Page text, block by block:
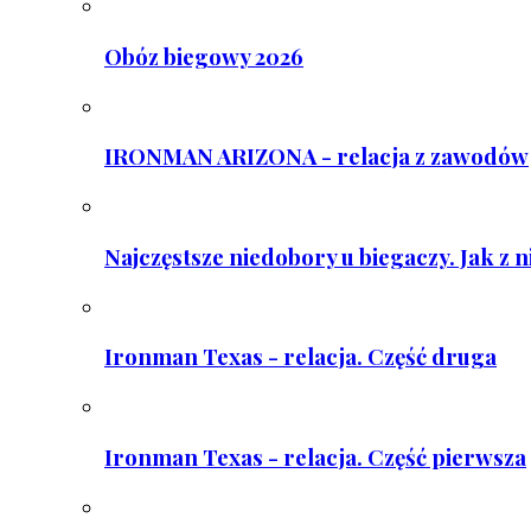
Obóz biegowy 2026
IRONMAN ARIZONA - relacja z zawodów
Najczęstsze niedobory u biegaczy. Jak z
Ironman Texas - relacja. Część druga
Ironman Texas - relacja. Część pierwsza